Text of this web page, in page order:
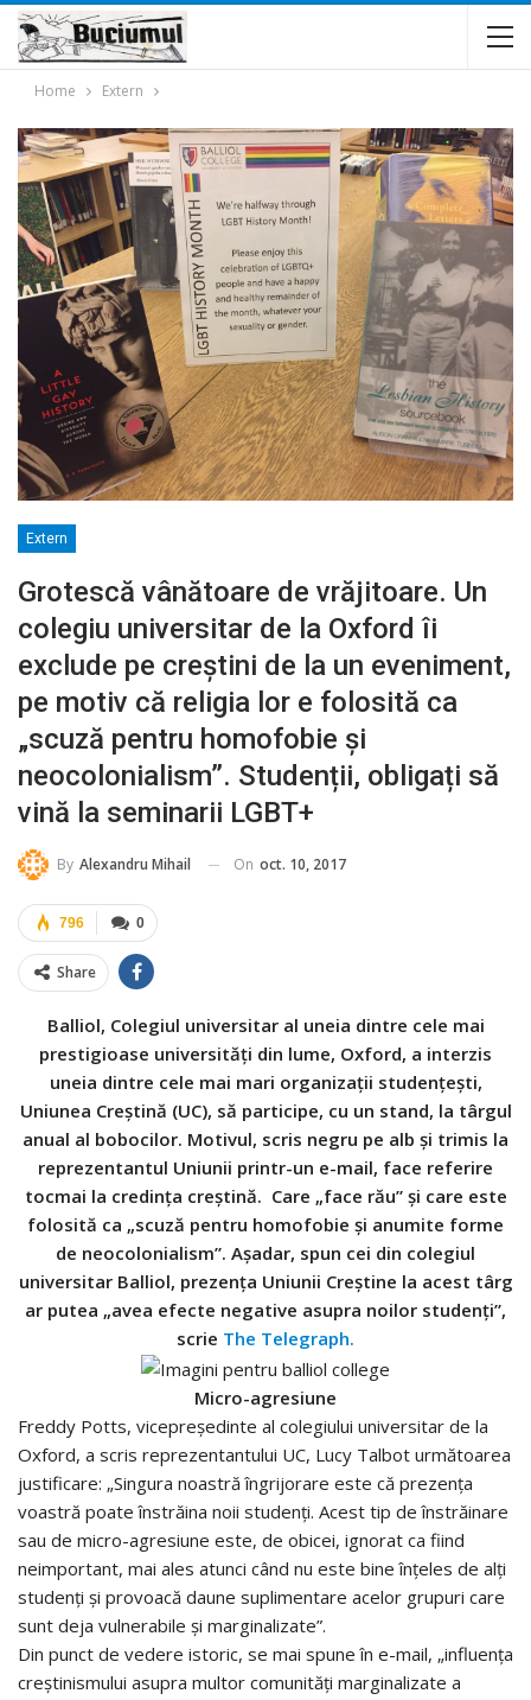
Home Extern
Extern
Grotescă vânătoare de vrăjitoare. Un
colegiu universitar de la Oxford îi
exclude pe creștini de la un eveniment,
pe motiv că religia lor e folosită ca
„scuză pentru homofobie și
neocolonialism”. Studenții, obligați să
vină la seminarii LGBT+
By Alexandru Mihail On oct. 10, 2017
0
796
Share
Balliol, Colegiul universitar al uneia dintre cele mai
prestigioase universități din lume, Oxford, a interzis
uneia dintre cele mai mari organizații studențești,
Uniunea Creștină (UC), să participe, cu un stand, la târgul
anual al bobocilor. Motivul, scris negru pe alb și trimis la
reprezentantul Uniunii printr-un e-mail, face referire
tocmai la credința creștină. Care „face rău” și care este
folosită ca „scuză pentru homofobie și anumite forme
de neocolonialism”. Așadar, spun cei din colegiul
universitar Balliol, prezența Uniunii Creștine la acest târg
ar putea „avea efecte negative asupra noilor studenți”,
scrie The Telegraph.
Micro-agresiune
Freddy Potts, vicepreședinte al colegiului universitar de la
Oxford, a scris reprezentantului UC, Lucy Talbot următoarea
justificare: „Singura noastră îngrijorare este că prezența
voastră poate înstrăina noii studenți. Acest tip de înstrăinare
sau de micro-agresiune este, de obicei, ignorat ca fiind
neimportant, mai ales atunci când nu este bine înțeles de alți
studenți și provoacă daune suplimentare acelor grupuri care
sunt deja vulnerabile și marginalizate”.
Din punct de vedere istoric, se mai spune în e-mail, „influența
creștinismului asupra multor comunități marginalizate a